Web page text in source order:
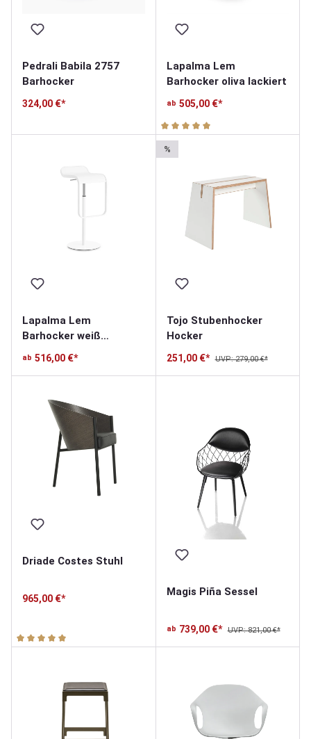
Pedrali Babila 2757
Barhocker
324,00 €*
Lapalma Lem
Barhocker oliva lackiert
ab 505,00 €*
Durchschnittliche Bewertung
Lapalma Lem
Barhocker weiß
lackiert-chrom
ab 516,00 €*
%
Tojo Stubenhocker
Hocker
251,00 €* UVP: 279,00 €*
Driade Costes Stuhl
965,00 €*
Durchschnittliche Bewertung von 5 von 5 Sternen
Magis Piña Sessel
ab 739,00 €* UVP: 821,00 €*